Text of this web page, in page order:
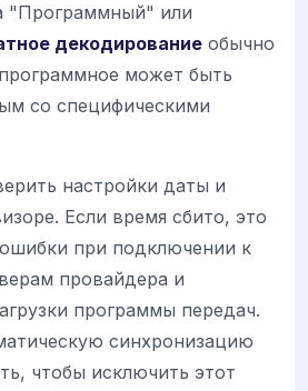
"Программный" или
декодирование обычно
может быть
со специфическими
настройки даты и
Если время сбито, это
при подключении к
провайдера и
программы передач.
синхронизацию
чтобы исключить этот